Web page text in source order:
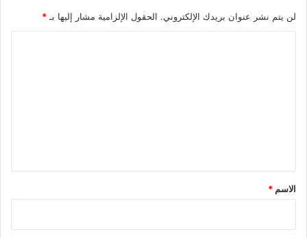
ل
إ
لن يتم نشر عنوان بريدك الإلكتروني. الحقول الإلزامية مشار إليها بـ*
*
الاسم *